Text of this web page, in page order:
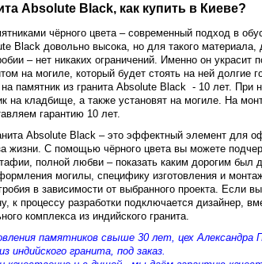
Absolute Black, как купить в Киеве?
чёрного цвета – современный подход в
Black довольно высока, но для такого
– нет никаких ограничений. Именно он
на могиле, который будет стоять на ней долгие
памятник из гранита Absolute Black - 10 лет. При
на кладбище, а также установят на могиле. На
гарантию 10 лет.
Absolute Black – это эффектный элемент для
жизни. С помощью чёрного цвета вы можете
полной любви – показать каким дорогим был
могилы, специфику изготовления и
в зависимости от выбранного проекта. Если
к процессу разработки подключается дизайнер,
комплекса из индийского гранита.
памятников свыше 30 лет, цех Александра
индийского гранита, под заказ.